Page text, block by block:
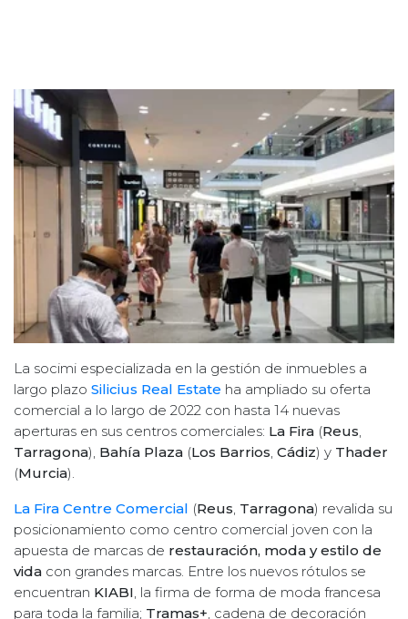
La socimi especializada en la gestión de inmuebles a
largo plazo Silicius Real Estate ha ampliado su oferta
comercial a lo largo de 2022 con hasta 14 nuevas
aperturas en sus centros comerciales: La Fira (Reus
Tarragona), Bahía Plaza (Los Barrios Cádiz) y Thader
(Murcia).
La Fira Centre Comercial (Reus Tarragona) revalida su
posicionamiento como centro comercial joven con la
apuesta de marcas de restauración, moda y estilo de
vida con grandes marcas. Entre los nuevos rótulos se
encuentran KIABI , la firma de forma de moda francesa
para toda la familia; Tramas+ , cadena de decoración